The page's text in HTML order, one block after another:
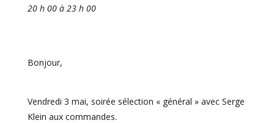
20 h 00 à 23 h 00
Bonjour,
Vendredi 3 mai, soirée sélection « général » avec Serge
Klein aux commandes.